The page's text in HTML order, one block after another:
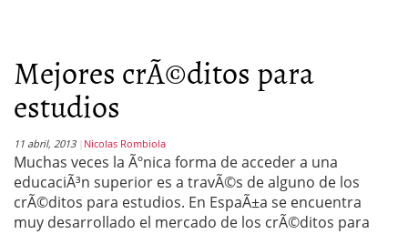
Mejores crÃ©ditos para
estudios
11 abril, 2013 Nicolas Rombiola
Muchas veces la Ãºnica forma de acceder a una
educaciÃ³n superior es a travÃ©s de alguno de los
crÃ©ditos para estudios. En EspaÃ±a se encuentra
muy desarrollado el mercado de los crÃ©ditos para